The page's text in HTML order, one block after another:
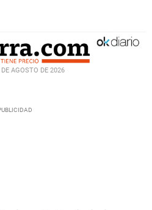
AGOSTO DE 2026